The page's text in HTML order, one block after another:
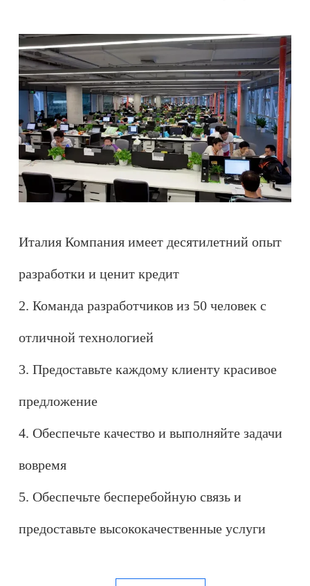
Италия Компания имеет десятилетний опыт
разработки и ценит кредит
2. Команда разработчиков из 50 человек с
отличной технологией
3. Предоставьте каждому клиенту красивое
предложение
4. Обеспечьте качество и выполняйте задачи
вовремя
5. Обеспечьте бесперебойную связь и
предоставьте высококачественные услуги